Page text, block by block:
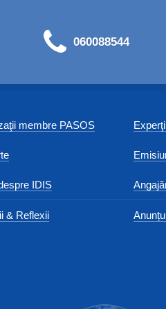
060088544
membre PASOS
IDIS
& Reflexii